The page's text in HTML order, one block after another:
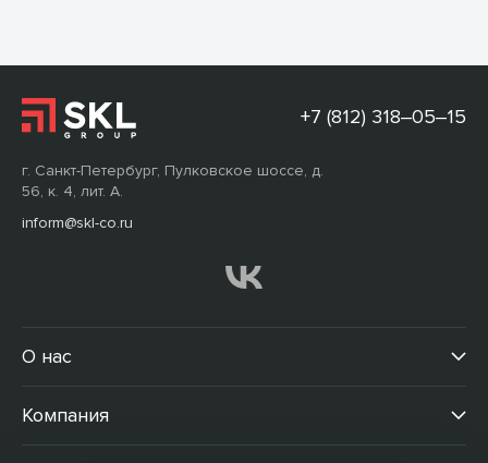
О нас
Компания
+7 (812) 318‒05‒15
inform@skl-co.ru
г. Санкт-Петербург, Пулковское шоссе, д.
56, к. 4, лит. А.